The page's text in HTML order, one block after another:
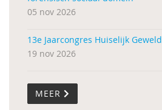
05 nov 2026
13e Jaarcongres Huiselijk Geweld
19 nov 2026
MEER